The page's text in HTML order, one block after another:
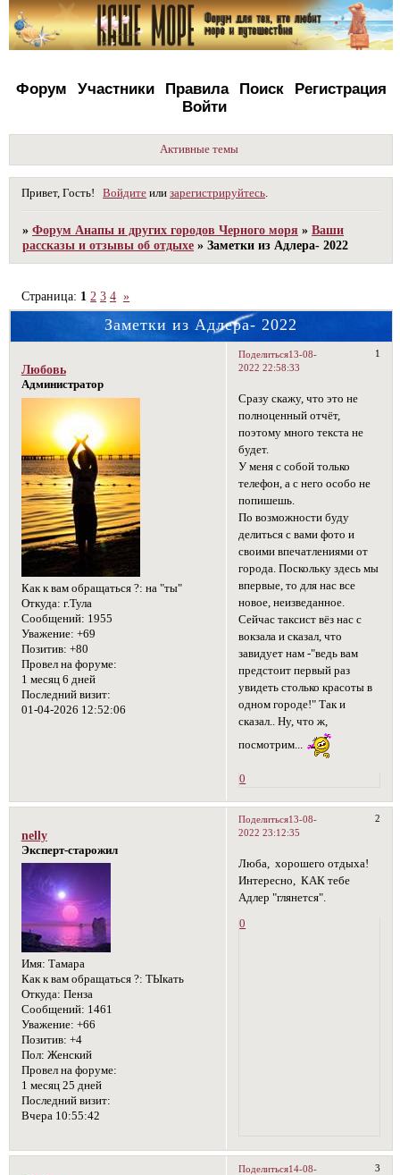
Форум Участники Правила Поиск
Регистрация
Войти
Активные темы
Привет, Гость! Войдите илизарегистрируйтесь
»Форум Анапы и других городов Черного моря »Ваши
рассказы и отзывы об отдыхе »Заметки из Адлера- 2022
Заметки из Адлера- 2022
Страница: 1 2 3 4 »
Поделиться 1
13-08-
2022 22:58:33
Любовь
Администратор
Как к вам обращаться ?: на "ты"
Откуда: г.Тула
Сообщений: 1955
Уважение: +69
Позитив: +80
Провел на форуме:
1 месяц 6 дней
Последний визит:
01-04-2026 12:52:06
Сразу скажу, что это не
полноценный отчёт,
поэтому много текста не
будет.
У меня с собой только
телефон, а с него особо не
попишешь.
По возможности буду
делиться с вами фото и
своими впечатлениями от
города. Поскольку здесь мы
впервые, то для нас все
новое, неизведанное.
Сейчас таксист вёз нас с
вокзала и сказал, что
завидует нам -"ведь вам
предстоит первый раз
увидеть столько красоты в
одном городе!" Так и
сказал.. Ну, что ж,
посмотрим...
0
Поделиться 2
13-08-
2022 23:12:35
nelly
Эксперт-старожил
Имя: Тамара
Как к вам обращаться ?: ТЫкать
Откуда: Пенза
Сообщений: 1461
Уважение: +66
Позитив: +4
Пол: Женский
Провел на форуме:
1 месяц 25 дней
Последний визит:
Вчера 10:55:42
Люба, хорошего отдыха!
Интересно, КАК тебе
Адлер "глянется".
0
Поделиться 3
14-08-